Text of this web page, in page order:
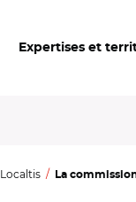
Expertises et
Localtis La